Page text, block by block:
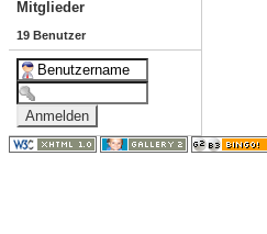
Mitglieder
19 Benutzer